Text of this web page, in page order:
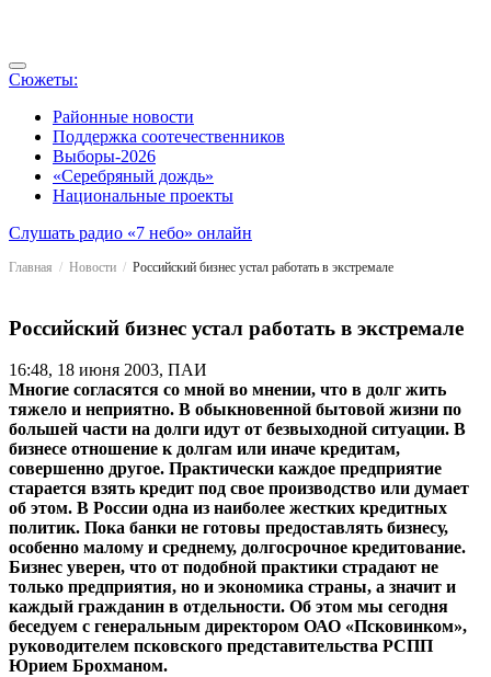
Сюжеты:
Районные новости
Поддержка соотечественников
Выборы-2026
«Серебряный дождь»
Национальные проекты
Слушать радио «7 небо» онлайн
Главная Новости Российский бизнес устал работать в экстремале
Российский бизнес устал работать в экстремале
16:48, 18 июня 2003, ПАИ
Многие согласятся со мной во мнении, что в долг жить
тяжело и неприятно. В обыкновенной бытовой жизни по
большей части на долги идут от безвыходной ситуации. В
бизнесе отношение к долгам или иначе кредитам,
совершенно другое. Практически каждое предприятие
старается взять кредит под свое производство или думает
об этом. В России одна из наиболее жестких кредитных
политик. Пока банки не готовы предоставлять бизнесу,
особенно малому и среднему, долгосрочное кредитование.
Бизнес уверен, что от подобной практики страдают не
только предприятия, но и экономика страны, а значит и
каждый гражданин в отдельности. Об этом мы сегодня
беседуем с генеральным директором ОАО «Псковинком»,
руководителем псковского представительства РСПП
Юрием Брохманом.